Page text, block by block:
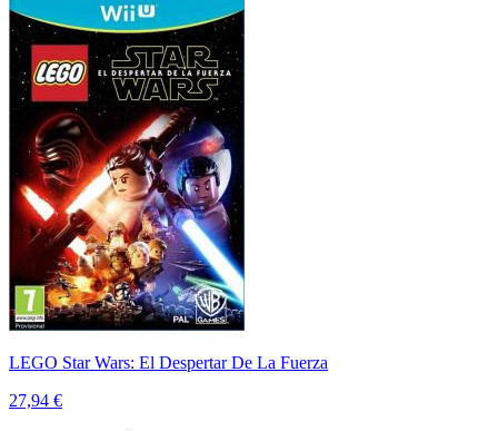
LEGO Star Wars: El Despertar De La Fuerza
27,94 €